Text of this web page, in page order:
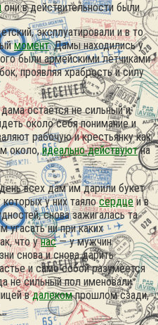
они в действительности были.
эксплуатировали и в то
момент. Дамы находились у
были армейскими лётчиками
проявляя храбрость и силу
остаётся не сильный и
около себя понимание и
рабочую и крестьянку как
около,идеально действуютна
всех дам им дарили букет
у них таялосердцеи в
снова зажигалась та
угасать ни при каких
что унас— у мужчин
снова и снова дарить
и само собой разумеется
не сильный пол именовали
вдалекомпрошлом сзади,